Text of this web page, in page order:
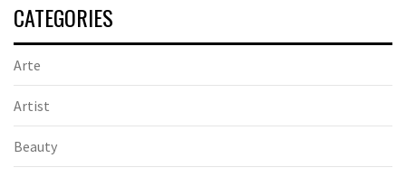
CATEGORIES
Arte
Artist
Beauty